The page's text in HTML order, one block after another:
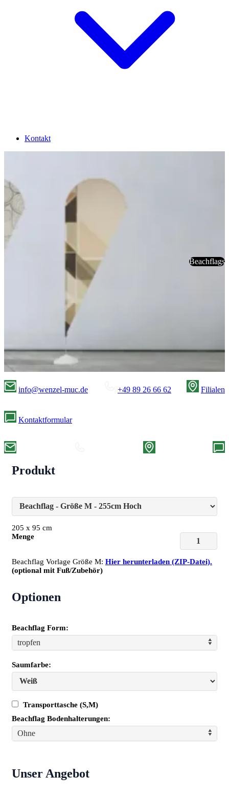
Kontakt
Beachflags
info@wenzel-muc.de +49 89 26 66 62 Filialen
Kontaktformular
Produkt
205 x 95 cm
Menge
Beachflag Vorlage Größe M: Hier herunterladen (ZIP-Datei).
(optional mit Fuß/Zubehör)
Optionen
Beachflag Form:
tropfen
Saumfarbe:
Transporttasche (S,M)
Beachflag Bodenhalterungen:
Ohne
Unser Angebot